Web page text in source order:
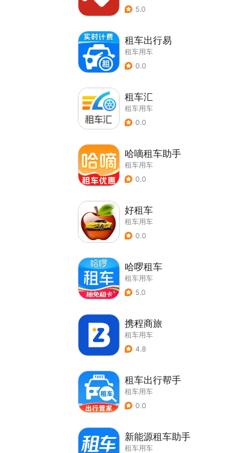
5.0
租车出行易
租车用车
0.0
租车汇
租车用车
0.0
哈嘀租车助手
租车用车
0.0
好租车
租车用车
0.0
哈啰租车
租车用车
5.0
携程商旅
租车用车
4.8
租车出行帮手
租车用车
0.0
新能源租车助手
租车用车